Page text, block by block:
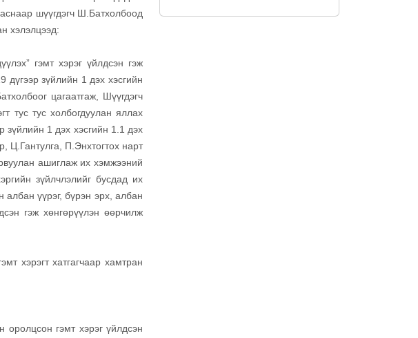
шүүгдэгч Ш.Батхолбоод
хэлэлцээд:
гэмт хэрэг үйлдсэн гэж
дүгээр зүйлийн 1 дэх хэсгийн
цагаатгаж, Шүүгдэгч
тус тус холбогдуулан яллах
зүйлийн 1 дэх хэсгийн 1.1 дэх
Ц.Гантулга, П.Энхтогтох нарт
ашиглаж их хэмжээний
зүйлчлэлийг бусдад их
албан үүрэг, бүрэн эрх, албан
гэж хөнгөрүүлэн өөрчилж
хэрэгт хатгагчаар хамтран
оролцсон гэмт хэрэг үйлдсэн